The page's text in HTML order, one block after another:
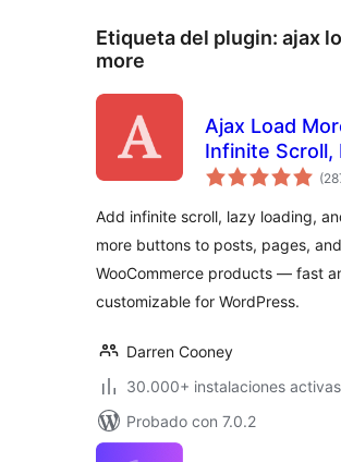
Etiqueta del plugin: ajax
more
Ajax Load
Infinite Scroll,
More, & Lazy
Add infinite scroll, lazy loading,
more buttons to posts, pages, and
WooCommerce products — fast
customizable for WordPress.
Darren Cooney
30.000+ instalaciones activas
Probado con 7.0.2